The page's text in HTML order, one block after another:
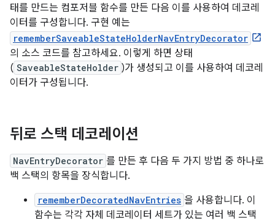
태를 만드는 컴포저블 함수를 만든 다음 이를 사용하여 데코레
이터를 구성합니다. 구현 예는
rememberSaveableStateHolderNavEntryDecorator
의 소스 코드를 참고하세요. 이렇게 하면 상태
( SaveableStateHolder )가 생성되고 이를 사용하여 데코레
이터가 구성됩니다.
뒤로 스택 데코레이션
NavEntryDecorator 를 만든 후 다음 두 가지 방법 중 하나로
백 스택의 항목을 장식합니다.
rememberDecoratedNavEntries 을 사용합니다. 이
함수는 각각 자체 데코레이터 세트가 있는 여러 백 스택